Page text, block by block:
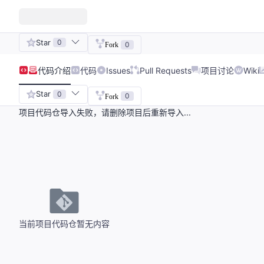
Star 0 Fork 0
代码介绍 代码 Issues Pull Requests 项目讨论 Wiki
Star 0 Fork 0
项目代码仓导入失败，请删除项目后重新导入...
当前项目代码仓暂无内容